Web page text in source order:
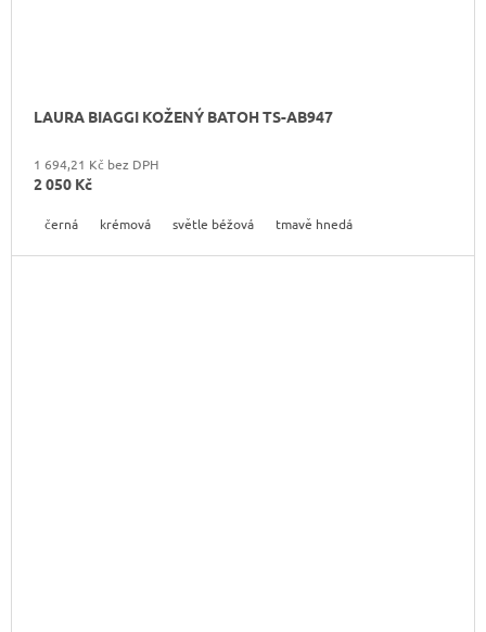
LAURA BIAGGI KOŽENÝ BATOH TS-AB947
1 694,21 Kč bez DPH
2 050 Kč
černá krémová světle béžová tmavě hnedá